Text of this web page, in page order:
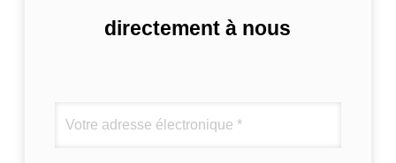
directement à nous